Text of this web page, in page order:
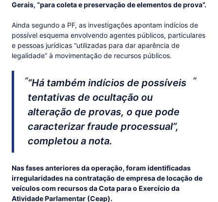
Gerais, “para coleta e preservação de elementos de prova”.
Ainda segundo a PF, as investigações apontam indícios de
possível esquema envolvendo agentes públicos, particulares
e pessoas jurídicas “utilizadas para dar aparência de
legalidade” à movimentação de recursos públicos.
“Há também indícios de possíveis
tentativas de ocultação ou
alteração de provas, o que pode
caracterizar fraude processual”,
completou a nota.
Nas fases anteriores da operação, foram identificadas
irregularidades na contratação de empresa de locação de
veículos com recursos da Cota para o Exercício da
Atividade Parlamentar (Ceap).